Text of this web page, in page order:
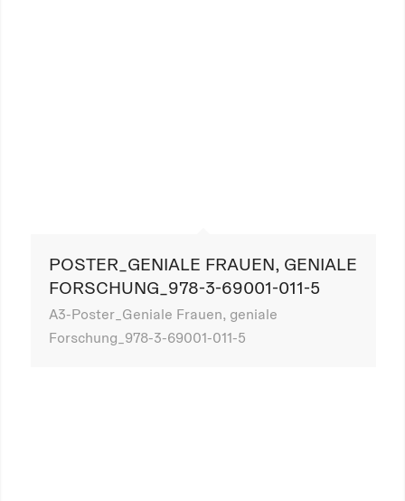
POSTER_GENIALE FRAUEN, GENIALE
FORSCHUNG_978-3-69001-011-5
A3-Poster_Geniale Frauen, geniale
Forschung_978-3-69001-011-5